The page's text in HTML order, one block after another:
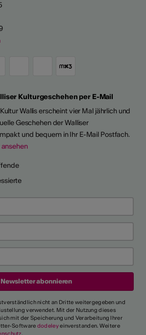
Kulturgeschehen per E-Mail
Wallis erscheint vier Mal jährlich und
Geschehen der Walliser
und bequem in Ihr E-Mail Postfach.
nicht an Dritte weitergegeben und
verwendet. Mit der Nutzung dieses
mit der Speicherung und Verarbeitung Ihrer
Software dodeleyeinverstanden. Weitere
.